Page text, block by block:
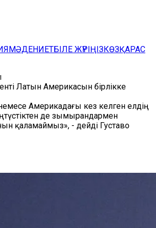
МӘДЕНИЕТБІЛЕ ЖҮРІҢІЗКӨЗҚАРАС
Латын Америкасын бірлікке
Америкадағы кез келген елдің
де зымырандармен
қаламаймыз», - дейді Густаво